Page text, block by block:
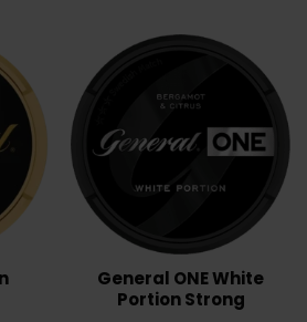
General ONE White
Portion Strong